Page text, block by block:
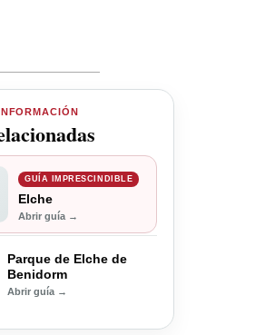
GUÍA IMPRESCINDIBLE
Elche
Abrir guía →
Parque de Elche de
Benidorm
Abrir guía →